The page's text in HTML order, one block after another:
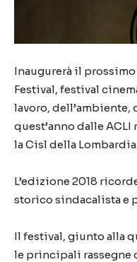
Inaugurerà il
Festival, festival
lavoro, dell’ambiente,
quest’anno dalle
la Cisl della
L’edizione 2018
storico sindacalista e
Il festival, giunto alla
le principali rassegne